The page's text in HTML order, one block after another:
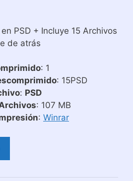
PSD + Incluye 15 Archivos
de atrás
: 1
: 15PSD
: PSD
: 107 MB
: Winrar